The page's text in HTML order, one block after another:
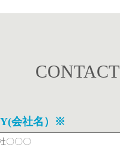
CONTACT
会社名）※